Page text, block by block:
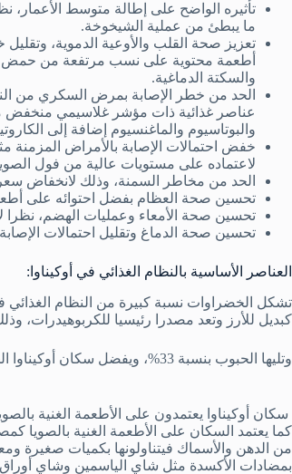
تأثيره الواضح على إطالة متوسط الأعمار،
ما يبطئ من عملية الشيخوخة.
تعزيز صحة القلب والأوعية الدموية،
أطعمة محتوية على نسب مرتفعة من حمض
والسكتة الدماغية.
الحد من خطر الإصابة بمرض السكري من
عناصر غذائية ذات مؤشر غلاسيمي منخفض
والبوتاسيوم والماغنسيوم إضافة إلى
خفض احتمالات الإصابة بالأمراض
لاعتماده على مستويات عالية من فول
الحد من مخاطر السمنة، وذلك لانخفاض
تحسين صحة العظام بفضل احتوائه على
تحسين صحة الأمعاء وعمليات الهضم، نظرا
تحسين صحة الدماغ وتقليل احتمالات
العناصر الأساسية بالنظام الغذائي في أوكيناوا:
كبديل للأرز وتعد مصدرا رئيسيا للكربوهيدرات،
وتليها الحبوب بنسبة 33%، ويفضل سكان أوكيناوا الحبوب الكاملة مثل القمح والأرز الأسمر، ويتجنبون الحبوب المكررة أو المعالجة.
سكان أوكيناوا يعتمدون على الأطعمة الغنية
كما يعتمد السكان على الأطعمة الغنية بالصويا
بمضادات الأكسدة مثل شاي الياسمين وشاي أوراق